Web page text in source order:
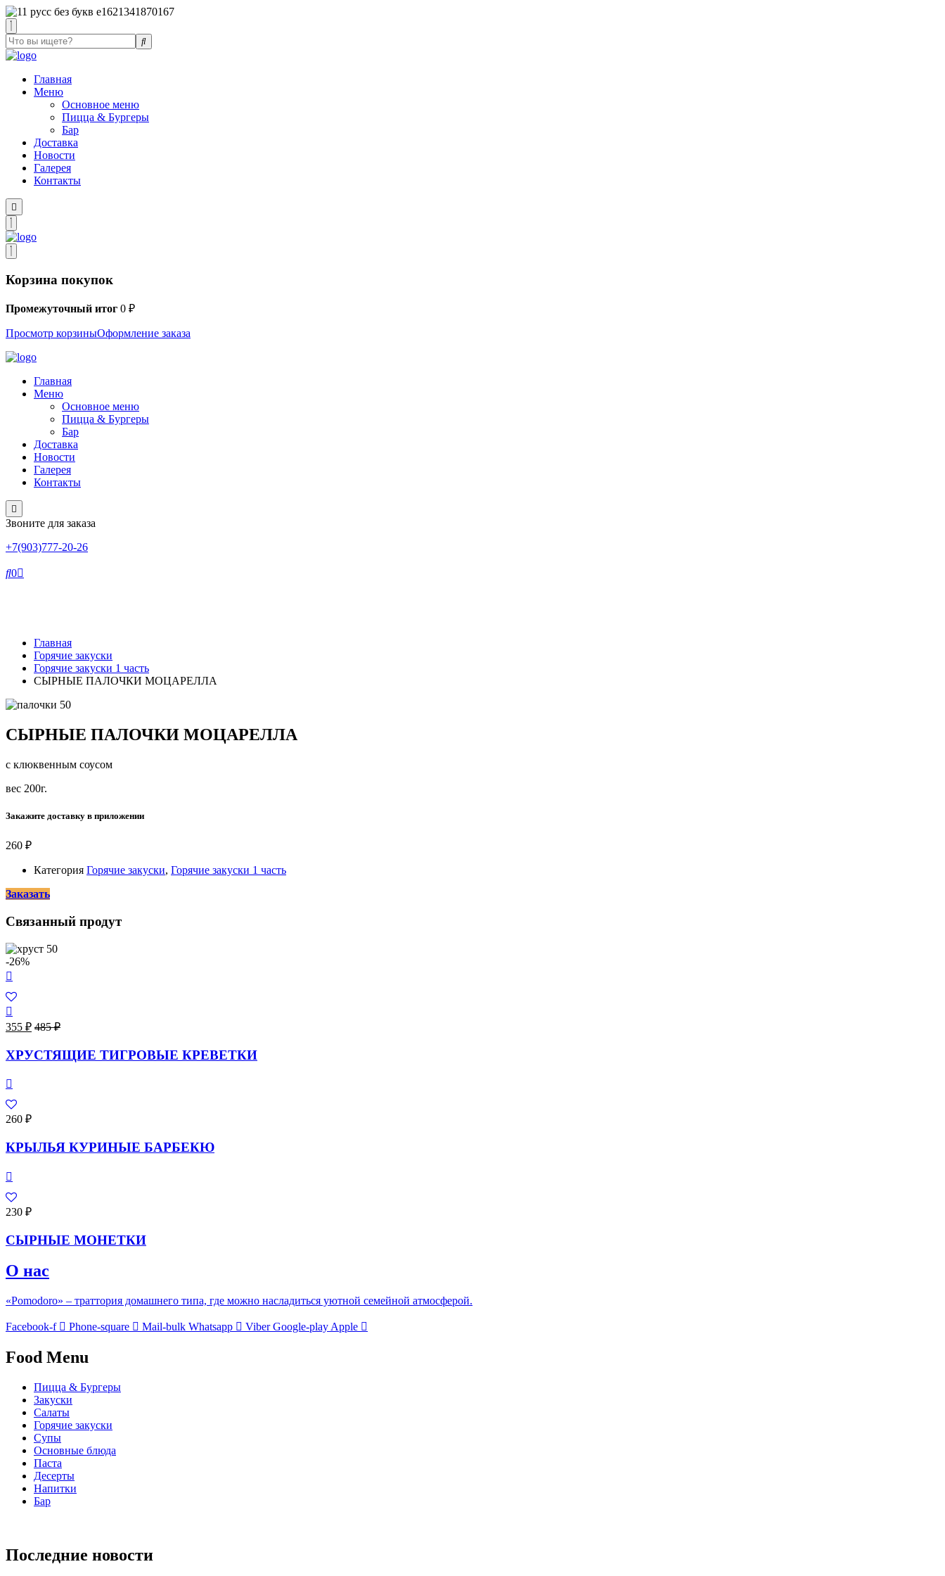
Главная
Меню
Основное меню
Пицца & Бургеры
Бар
Доставка
Новости
Галерея
Контакты
Корзина покупок
Промежуточный итог 0 ₽
Просмотр корзиныОформление заказа
Главная
Меню
Основное меню
Пицца & Бургеры
Бар
Доставка
Новости
Галерея
Контакты
Звоните для заказа
+7(903)777-20-26
0
Главная
Горячие закуски
Горячие закуски 1 часть
СЫРНЫЕ ПАЛОЧКИ МОЦАРЕЛЛА
СЫРНЫЕ ПАЛОЧКИ МОЦАРЕЛЛА
с клюквенным соусом
вес 200г.
Закажите доставку в приложении
260 ₽
Категория Горячие закуски, Горячие закуски 1 часть
Заказать
Связанный продут
-26%
355 ₽ 485₽
ХРУСТЯЩИЕ ТИГРОВЫЕ КРЕВЕТКИ
260 ₽
КРЫЛЬЯ КУРИНЫЕ БАРБЕКЮ
230 ₽
СЫРНЫЕ МОНЕТКИ
О нас
«Pomodoro» – траттория домашнего типа, где можно насладиться уютной семейной атмосферой.
Facebook-f Phone-square Mail-bulk Whatsapp Viber Google-play Apple
Food Menu
Пицца & Бургеры
Закуски
Салаты
Горячие закуски
Супы
Основные блюда
Паста
Десерты
Напитки
Бар
Последние новости